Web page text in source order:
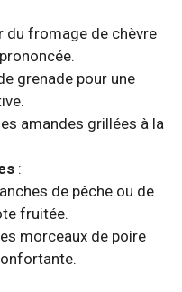
du fromage de chèvre
grenade pour une
amandes grillées à la
:
de pêche ou de
fruitée.
morceaux de poire